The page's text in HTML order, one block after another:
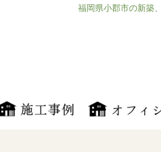
福岡県小郡市の新築